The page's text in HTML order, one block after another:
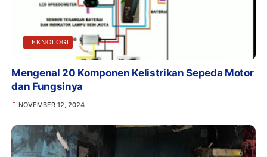
TEKNOLOGI
Mengenal 20 Komponen Kelistrikan Sepeda Motor
dan Fungsinya
NOVEMBER 12, 2024